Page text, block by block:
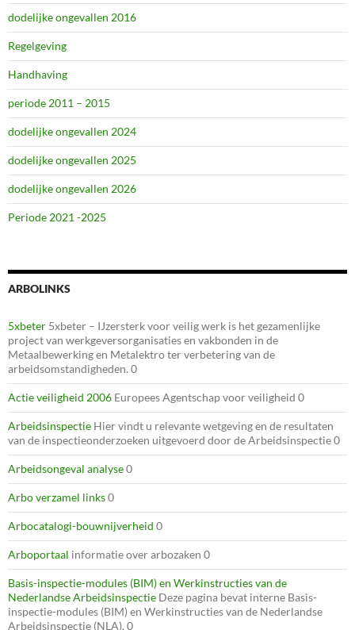
dodelijke ongevallen 2016
Regelgeving
Handhaving
periode 2011 – 2015
dodelijke ongevallen 2024
dodelijke ongevallen 2025
dodelijke ongevallen 2026
Periode 2021 -2025
ARBOLINKS
5xbeter 5xbeter – IJzersterk voor veilig werk is het gezamenlijke
project van werkgeversorganisaties en vakbonden in de
Metaalbewerking en Metalektro ter verbetering van de
arbeidsomstandigheden. 0
Actie veiligheid 2006 Europees Agentschap voor veiligheid 0
Arbeidsinspectie Hier vindt u relevante wetgeving en de resultaten
van de inspectieonderzoeken uitgevoerd door de Arbeidsinspectie 0
Arbeidsongeval analyse0
Arbo verzamel links0
Arbocatalogi-bouwnijverheid 0
Arboportaal informatie over arbozaken 0
Basis-inspectie-modules (BIM) en Werkinstructies van de
Nederlandse Arbeidsinspectie Deze pagina bevat interne Basis-
inspectie-modules (BIM) en Werkinstructies van de Nederlandse
Arbeidsinspectie (NLA). 0